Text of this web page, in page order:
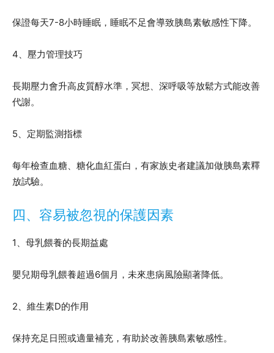
保證每天7-8小時睡眠，睡眠不足會導致胰島素敏感性下降。
4、壓力管理技巧
長期壓力會升高皮質醇水準，冥想、深呼吸等放鬆方式能改善
代謝。
5、定期監測指標
每年檢查血糖、糖化血紅蛋白，有家族史者建議加做胰島素釋
放試驗。
四、容易被忽視的保護因素
1、母乳餵養的長期益處
嬰兒期母乳餵養超過6個月，未來患病風險顯著降低。
2、維生素D的作用
保持充足日照或適量補充，有助於改善胰島素敏感性。